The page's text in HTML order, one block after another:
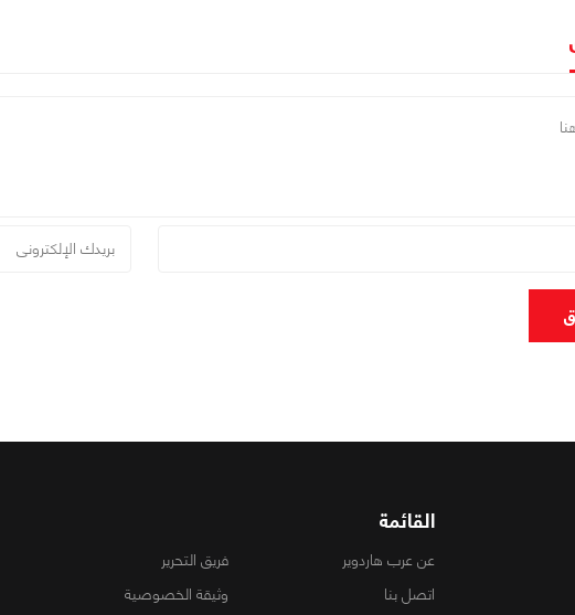
القائمة
عن عرب هاردوير
فريق التحرير
اتصل بنا
وثيقة الخصوصية